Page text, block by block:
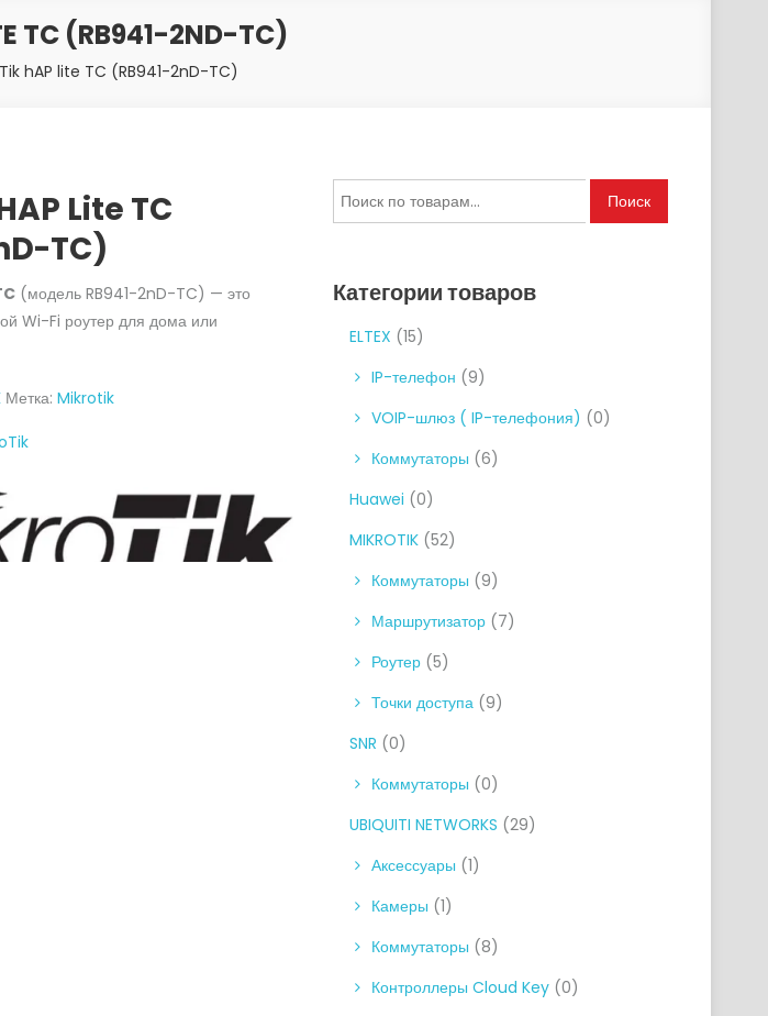
TC (RB941-2ND-TC)
hAP lite TC (RB941-2nD-TC)
Lite TC
TC)
(модель RB941-2nD-TC) — это
Wi-Fi роутер для дома или
Метка: Mikrotik
Искать: Поиск
Категории товаров
ELTEX (15)
IP-телефон (9)
VOIP-шлюз ( IP-телефония) (0)
Коммутаторы (6)
Huawei (0)
MIKROTIK (52)
Коммутаторы (9)
Маршрутизатор (7)
Роутер (5)
Точки доступа (9)
SNR (0)
Коммутаторы (0)
UBIQUITI NETWORKS (29)
Аксессуары (1)
Камеры (1)
Коммутаторы (8)
Контроллеры Cloud Key (0)